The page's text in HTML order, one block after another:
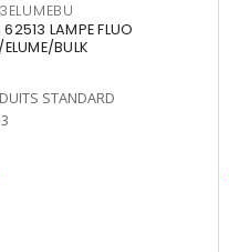
LAMPE FLUO
BULK
STANDARD